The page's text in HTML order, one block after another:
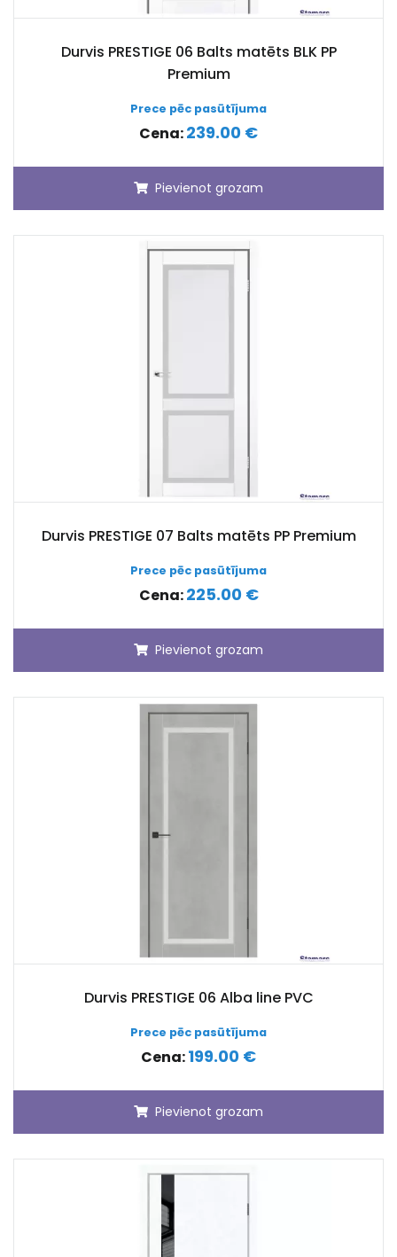
Durvis PRESTIGE 06 Balts matēts BLK PP
Premium
Prece pēc pasūtījuma
Cena:239.00 €
Pievienot grozam
Durvis PRESTIGE 07 Balts matēts PP Premium
Prece pēc pasūtījuma
Cena:225.00 €
Pievienot grozam
Durvis PRESTIGE 06 Alba line PVC
Prece pēc pasūtījuma
Cena:199.00 €
Pievienot grozam